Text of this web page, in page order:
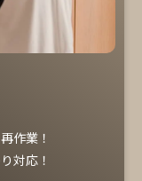
作業！
対応！